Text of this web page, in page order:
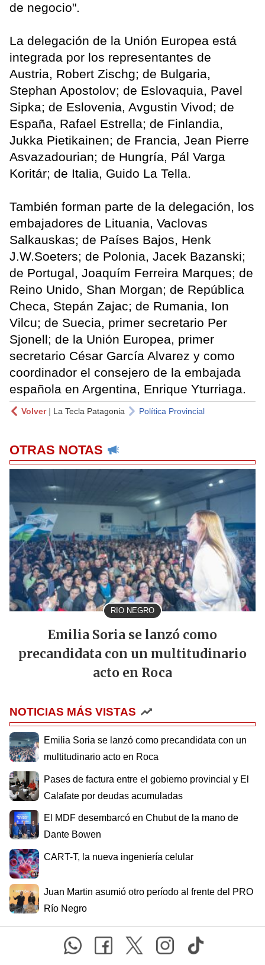
de negocio".
La delegación de la Unión Europea está
integrada por los representantes de
Austria, Robert Zischg; de Bulgaria,
Stephan Apostolov; de Eslovaquia, Pavel
Sipka; de Eslovenia, Avgustin Vivod; de
España, Rafael Estrella; de Finlandia,
Jukka Pietikainen; de Francia, Jean Pierre
Asvazadourian; de Hungría, Pál Varga
Koritár; de Italia, Guido La Tella.
También forman parte de la delegación, los
embajadores de Lituania, Vaclovas
Salkauskas; de Países Bajos, Henk
J.W.Soeters; de Polonia, Jacek Bazanski;
de Portugal, Joaquím Ferreira Marques; de
Reino Unido, Shan Morgan; de República
Checa, Stepán Zajac; de Rumania, Ion
Vilcu; de Suecia, primer secretario Per
Sjonell; de la Unión Europea, primer
secretario César García Alvarez y como
coordinador el consejero de la embajada
española en Argentina, Enrique Yturriaga.
Volver| La Tecla Patagonia Política Provincial
OTRAS NOTAS
RIO NEGRO
Emilia Soria se lanzó como
precandidata con un multitudinario
acto en Roca
NOTICIAS MÁS VISTAS
Emilia Soria se lanzó como precandidata con un
multitudinario acto en Roca
Pases de factura entre el gobierno provincial y El
Calafate por deudas acumuladas
El MDF desembarcó en Chubut de la mano de
Dante Bowen
CART-T, la nueva ingeniería celular
Juan Martin asumió otro período al frente del PRO
Río Negro